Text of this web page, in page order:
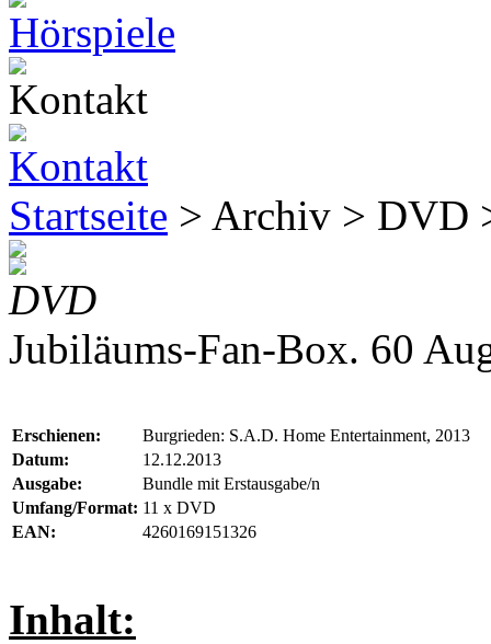
Startseite > Archiv > DVD
DVD
Jubiläums-Fan-Box. 60
Erschienen:
Burgrieden: S.A.D. Home Entertainment, 2013
Datum:
12.12.2013
Ausgabe:
Bundle mit Erstausgabe/n
Umfang/Format: 11 x DVD
EAN:
4260169151326
Inhalt: